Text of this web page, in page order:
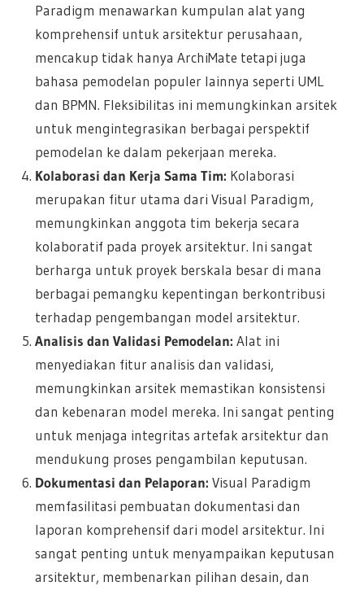
Paradigm menawarkan kumpulan alat yang
komprehensif untuk arsitektur perusahaan,
mencakup tidak hanya ArchiMate tetapi juga
bahasa pemodelan populer lainnya seperti UML
dan BPMN. Fleksibilitas ini memungkinkan arsitek
untuk mengintegrasikan berbagai perspektif
pemodelan ke dalam pekerjaan mereka.
Kolaborasi dan Kerja Sama Tim: Kolaborasi
merupakan fitur utama dari Visual Paradigm,
memungkinkan anggota tim bekerja secara
kolaboratif pada proyek arsitektur. Ini sangat
berharga untuk proyek berskala besar di mana
berbagai pemangku kepentingan berkontribusi
terhadap pengembangan model arsitektur.
Analisis dan Validasi Pemodelan: Alat ini
menyediakan fitur analisis dan validasi,
memungkinkan arsitek memastikan konsistensi
dan kebenaran model mereka. Ini sangat penting
untuk menjaga integritas artefak arsitektur dan
mendukung proses pengambilan keputusan.
Dokumentasi dan Pelaporan: Visual Paradigm
memfasilitasi pembuatan dokumentasi dan
laporan komprehensif dari model arsitektur. Ini
sangat penting untuk menyampaikan keputusan
arsitektur, membenarkan pilihan desain, dan